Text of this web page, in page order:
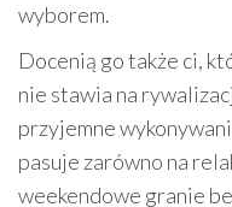
wyborem.
Docenią go także ci,
nie stawia na
przyjemne
pasuje zarówno na
weekendowe granie